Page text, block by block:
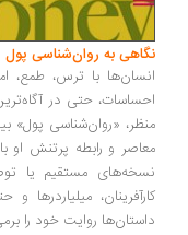
به روان‌شناسی پول | ایما
با ترس، طمع، امید،
حتی در آگاه‌ترین
«روان‌شناسی پول» بیش از
و رابطه پرتنش او با
مستقیم یا توصیه‌های
میلیاردرها و حتی
روایت خود را